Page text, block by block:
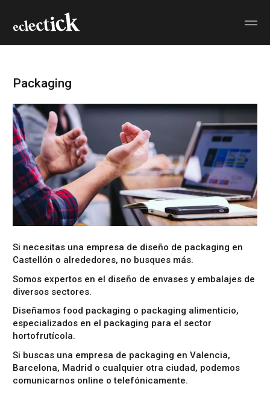
Packaging
Si necesitas una empresa de diseño de packaging en
Castellón o alrededores, no busques más.
Somos expertos en el diseño de envases y embalajes de
diversos sectores.
Diseñamos food packaging o packaging alimenticio,
especializados en el packaging para el sector
hortofrutícola.
Si buscas una empresa de packaging en Valencia,
Barcelona, Madrid o cualquier otra ciudad, podemos
comunicarnos online o telefónicamente.